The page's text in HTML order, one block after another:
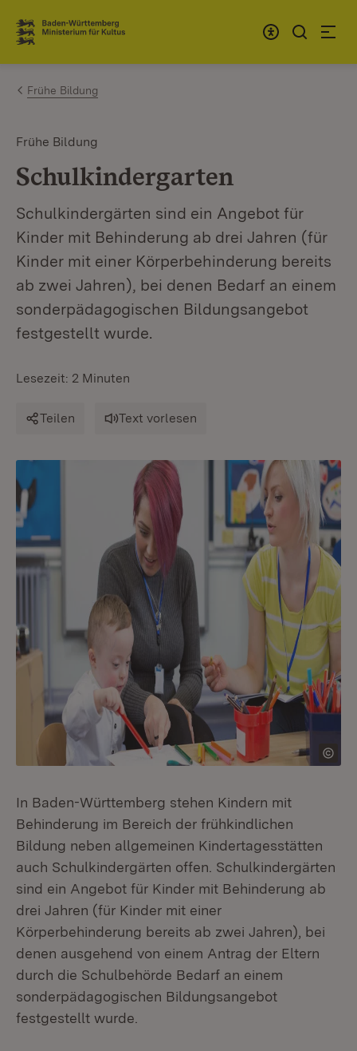
Zum Inhalt springen
Link zur Startseite
Frühe Bildung
Frühe Bildung
Schulkindergarten
Schulkindergärten sind ein Angebot für
Kinder mit Behinderung ab drei Jahren (für
Kinder mit einer Körperbehinderung bereits
ab zwei Jahren), bei denen Bedarf an einem
sonderpädagogischen Bildungsangebot
festgestellt wurde.
Lesezeit: 2 Minuten
Teilen Text vorlesen
In Baden-Württemberg stehen Kindern mit
Behinderung im Bereich der frühkindlichen
Bildung neben allgemeinen Kindertagesstätten
auch Schulkindergärten offen. Schulkindergärten
sind ein Angebot für Kinder mit Behinderung ab
drei Jahren (für Kinder mit einer
Körperbehinderung bereits ab zwei Jahren), bei
denen ausgehend von einem Antrag der Eltern
durch die Schulbehörde Bedarf an einem
sonderpädagogischen Bildungsangebot
festgestellt wurde.